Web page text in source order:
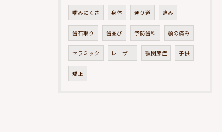
噛みにくさ 身体 通り道 痛み
歯石取り 歯並び 予防歯科 顎の痛み
セラミック レーザー 顎関節症 子供
矯正